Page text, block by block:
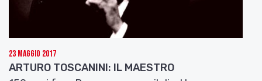
23 Maggio 2017
ARTURO TOSCANINI: IL MAESTRO